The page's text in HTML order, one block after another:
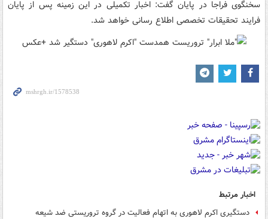
سخنگوی فراجا در پایان گفت: اخبار تکمیلی در این زمینه پس از پایان
فرایند تحقیقات تخصصی اطلاع رسانی خواهد شد.
اخبار مرتبط
دستگیری اکرم لاهوری به اتهام فعالیت در گروه تروریستی ضد شیعه